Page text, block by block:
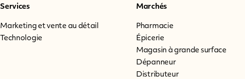
Services
Marketing et vente au détail
Technologie
Marchés
Pharmacie
Épicerie
Magasin à grande surface
Dépanneur
Distributeur